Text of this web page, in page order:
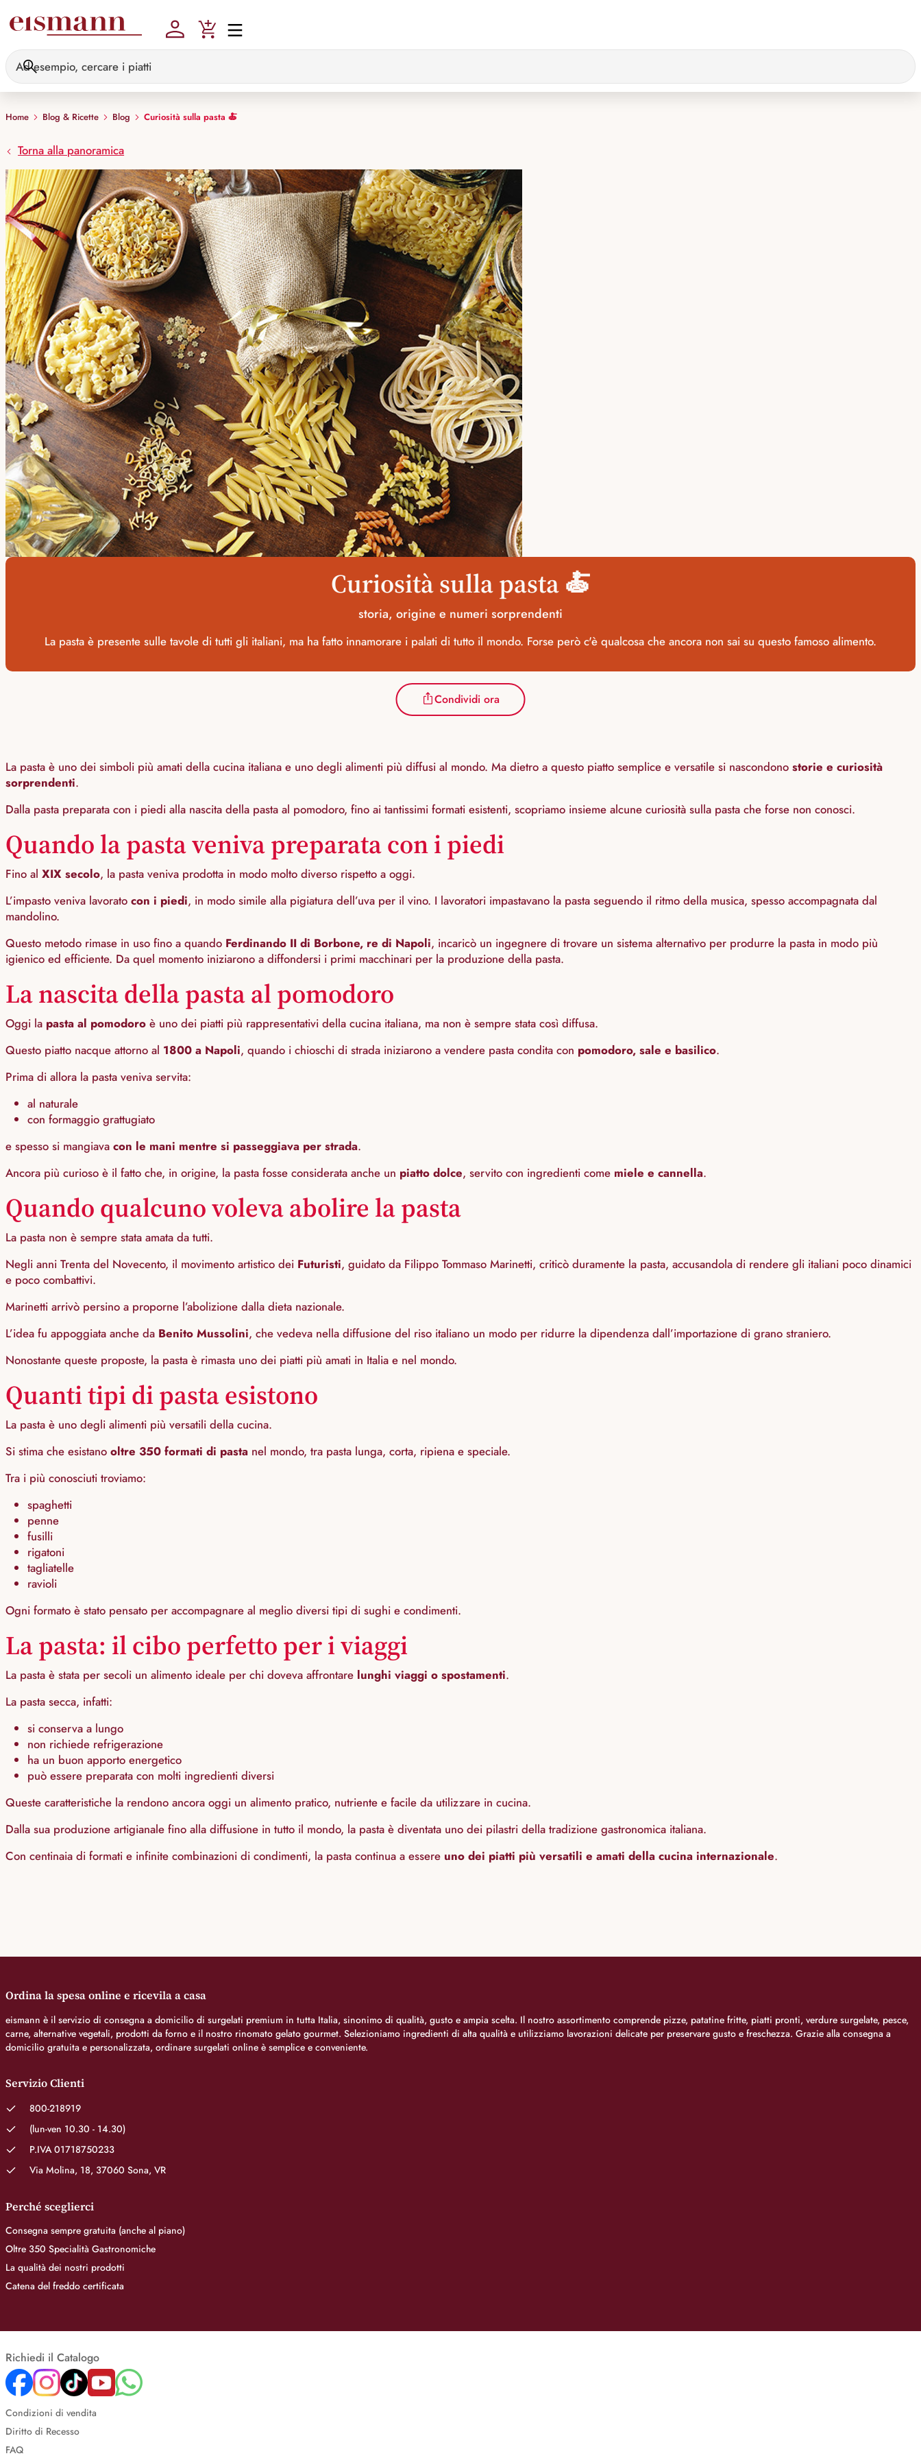
Home Blog & Ricette Blog Curiosità sulla pasta 🍝
Torna alla panoramica
Curiosità sulla pasta 🍝
storia, origine e numeri sorprendenti
La pasta è presente sulle tavole di tutti gli italiani, ma ha fatto innamorare i palati di tutto il mondo. Forse però c'è qualcosa che ancora non sai su questo famoso alimento.
Condividi ora
La pasta è uno dei simboli più amati della cucina italiana e uno degli alimenti più diffusi al mondo. Ma dietro a questo piatto semplice e versatile si nascondono storie e curiosità
sorprendenti.
Dalla pasta preparata con i piedi alla nascita della pasta al pomodoro, fino ai tantissimi formati esistenti, scopriamo insieme alcune curiosità sulla pasta che forse non conosci.
Quando la pasta veniva preparata con i piedi
Fino al XIX secolo, la pasta veniva prodotta in modo molto diverso rispetto a oggi.
L’impasto veniva lavorato con i piedi, in modo simile alla pigiatura dell’uva per il vino. I lavoratori impastavano la pasta seguendo il ritmo della musica, spesso accompagnata dal
mandolino.
Questo metodo rimase in uso fino a quando Ferdinando II di Borbone, re di Napoli, incaricò un ingegnere di trovare un sistema alternativo per produrre la pasta in modo più
igienico ed efficiente. Da quel momento iniziarono a diffondersi i primi macchinari per la produzione della pasta.
La nascita della pasta al pomodoro
Oggi la pasta al pomodoro è uno dei piatti più rappresentativi della cucina italiana, ma non è sempre stata così diffusa.
Questo piatto nacque attorno al 1800 a Napoli, quando i chioschi di strada iniziarono a vendere pasta condita con pomodoro, sale e basilico.
Prima di allora la pasta veniva servita:
al naturale
con formaggio grattugiato
e spesso si mangiava con le mani mentre si passeggiava per strada.
Ancora più curioso è il fatto che, in origine, la pasta fosse considerata anche un piatto dolce, servito con ingredienti come miele e cannella.
Quando qualcuno voleva abolire la pasta
La pasta non è sempre stata amata da tutti.
Negli anni Trenta del Novecento, il movimento artistico dei Futuristi, guidato da Filippo Tommaso Marinetti, criticò duramente la pasta, accusandola di rendere gli italiani poco dinamici
e poco combattivi.
Marinetti arrivò persino a proporne l’abolizione dalla dieta nazionale.
L’idea fu appoggiata anche da Benito Mussolini, che vedeva nella diffusione del riso italiano un modo per ridurre la dipendenza dall’importazione di grano straniero.
Nonostante queste proposte, la pasta è rimasta uno dei piatti più amati in Italia e nel mondo.
Quanti tipi di pasta esistono
La pasta è uno degli alimenti più versatili della cucina.
Si stima che esistano oltre 350 formati di pasta nel mondo, tra pasta lunga, corta, ripiena e speciale.
Tra i più conosciuti troviamo:
spaghetti
penne
fusilli
rigatoni
tagliatelle
ravioli
Ogni formato è stato pensato per accompagnare al meglio diversi tipi di sughi e condimenti.
La pasta: il cibo perfetto per i viaggi
La pasta è stata per secoli un alimento ideale per chi doveva affrontare lunghi viaggi o spostamenti.
La pasta secca, infatti:
si conserva a lungo
non richiede refrigerazione
ha un buon apporto energetico
può essere preparata con molti ingredienti diversi
Queste caratteristiche la rendono ancora oggi un alimento pratico, nutriente e facile da utilizzare in cucina.
Dalla sua produzione artigianale fino alla diffusione in tutto il mondo, la pasta è diventata uno dei pilastri della tradizione gastronomica italiana.
Con centinaia di formati e infinite combinazioni di condimenti, la pasta continua a essere uno dei piatti più versatili e amati della cucina internazionale.
Ordina la spesa online e ricevila a casa
eismann è il servizio di consegna a domicilio di surgelati premium in tutta Italia, sinonimo di qualità, gusto e ampia scelta. Il nostro assortimento comprende pizze, patatine fritte, piatti pronti, verdure surgelate, pesce,
carne, alternative vegetali, prodotti da forno e il nostro rinomato gelato gourmet. Selezioniamo ingredienti di alta qualità e utilizziamo lavorazioni delicate per preservare gusto e freschezza. Grazie alla consegna a
domicilio gratuita e personalizzata, ordinare surgelati online è semplice e conveniente.
Servizio Clienti
800-218919
(lun-ven 10.30 - 14.30)
P.IVA 01718750233
Via Molina, 18, 37060 Sona, VR
Perché sceglierci
Consegna sempre gratuita (anche al piano)
Oltre 350 Specialità Gastronomiche
La qualità dei nostri prodotti
Catena del freddo certificata
Richiedi il Catalogo
Condizioni di vendita
Diritto di Recesso
FAQ